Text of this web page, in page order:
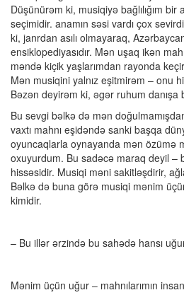
Düşünürəm ki, musiqiyə bağlılığım
seçimidir. anamın səsi vardı çox
ki, janrdan asılı olmayaraq,
ensiklopediyasıdır. Mən uşaq ikən
məndə kiçik yaşlarımdan rayonda
Mən musiqini yalnız eşitmirəm – onu
Bəzən deyirəm ki, əgər ruhum danışa
Bu sevgi bəlkə də mən
vaxtı mahnı eşidəndə sanki başqa
oyuncaqlarla oynayanda mən özümə
oxuyurdum. Bu sadəcə maraq deyil –
hissəsidir. Musiqi məni sakitləşdirir,
Bəlkə də buna görə musiqi mənim
kimidir.
– Bu illər ərzində bu sahədə hansı
Mənim üçün uğur – mahnılarımın